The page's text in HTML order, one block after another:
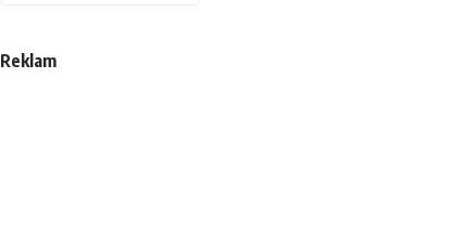
Reklam